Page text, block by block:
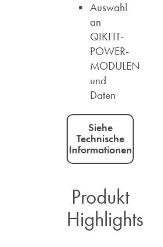
Auswahl
an
QIKFIT-
POWER-
MODULEN
und
Daten
Siehe
Technische
Informationen
Produkt
Highlights​